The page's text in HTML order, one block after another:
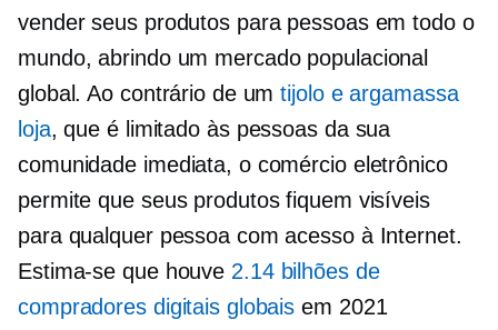
vender seus produtos para pessoas em todo o
mundo, abrindo um mercado populacional
global. Ao contrário de umtijolo e argamassa
loja, que é limitado às pessoas da sua
comunidade imediata, o comércio eletrônico
permite que seus produtos fiquem visíveis
para qualquer pessoa com acesso à Internet.
Estima-se que houve 2.14 bilhões de
compradores digitais globais em 2021